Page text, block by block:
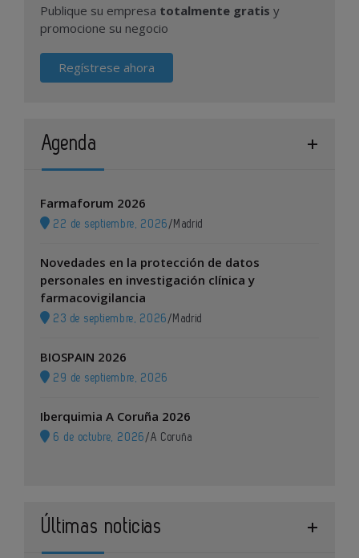
Publique su empresa totalmente gratis y
promocione su negocio
Regístrese ahora
Agenda
Farmaforum 2026
22 de septiembre, 2026 / Madrid
Novedades en la protección de datos
personales en investigación clínica y
farmacovigilancia
23 de septiembre, 2026 / Madrid
BIOSPAIN 2026
29 de septiembre, 2026
Iberquimia A Coruña 2026
6 de octubre, 2026 /A Coruña
Últimas noticias